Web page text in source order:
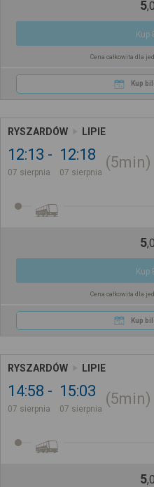
5,
Kup
Cena całkowita dla
Kup
RYSZARDÓW LIPIE
12:13
07 sierpnia
12:18
07 sierpnia
5min
5,
Kup
Cena całkowita dla
Kup
RYSZARDÓW LIPIE
14:58
07 sierpnia
15:03
07 sierpnia
5min
5,